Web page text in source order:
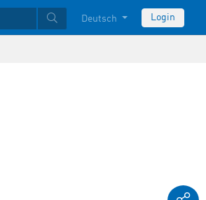
Deutsch Login